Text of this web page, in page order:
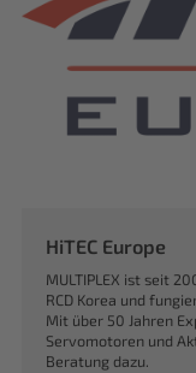
HiTEC Europe
MULTIPLEX ist seit
RCD Korea und
Mit über 50 Jahren
Servomotoren und
Beratung dazu.